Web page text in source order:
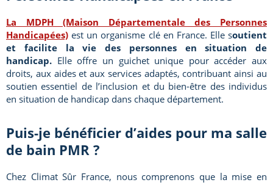
La MDPH (Maison Départementale des Personnes
Handicapées) est un organisme clé en France. Elle soutient
et facilite la vie des personnes en situation de
handicap. Elle offre un guichet unique pour accéder aux
droits, aux aides et aux services adaptés, contribuant ainsi au
soutien essentiel de l’inclusion et du bien-être des individus
en situation de handicap dans chaque département.
Puis-je bénéficier d’aides pour ma salle
de bain PMR ?
Chez Climat Sûr France, nous comprenons que la mise en